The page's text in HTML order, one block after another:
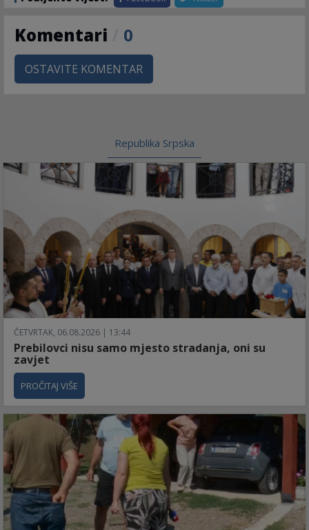
Komentari 0
OSTAVITE KOMENTAR
Republika Srpska
ČETVRTAK, 06.08.2026 | 13:44
Prebilovci nisu samo mjesto stradanja, oni su
zavjet
PROČITAJ VIŠE